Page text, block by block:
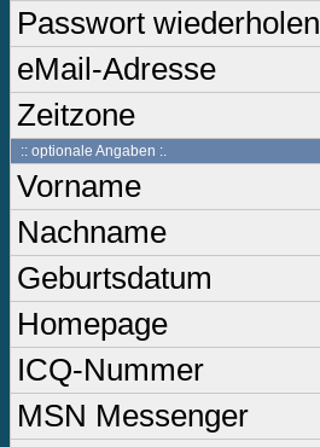
Passwort wiederholen
eMail-Adresse
Zeitzone
:: optionale Angaben :.
Vorname
Nachname
Geburtsdatum
Homepage
ICQ-Nummer
MSN Messenger